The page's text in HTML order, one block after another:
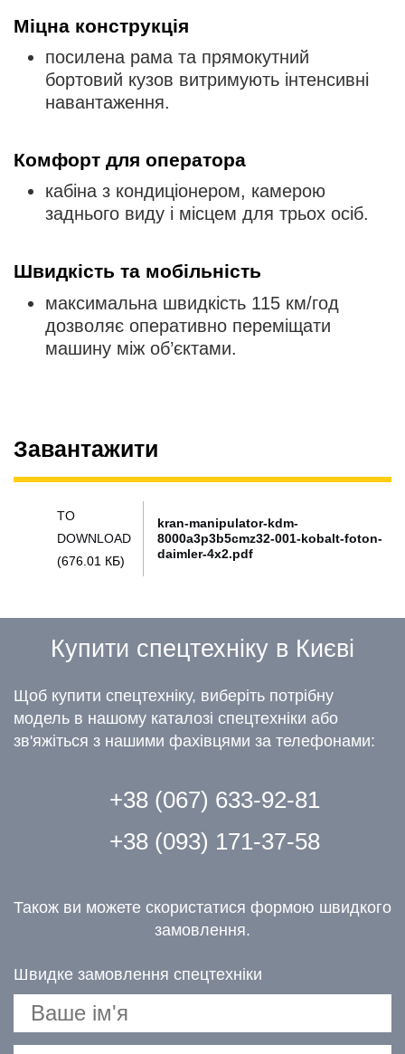
Міцна конструкція
посилена рама та прямокутний
бортовий кузов витримують інтенсивні
навантаження.
Комфорт для оператора
кабіна з кондиціонером, камерою
заднього виду і місцем для трьох осіб.
Швидкість та мобільність
максимальна швидкість 115 км/год
дозволяє оперативно переміщати
машину між об’єктами.
Завантажити
TO
DOWNLOAD
(676.01 КБ)
kran-manipulator-kdm-
8000a3p3b5cmz32-001-kobalt-foton-
daimler-4x2.pdf
Купити спецтехніку в Києві
Щоб купити спецтехніку, виберіть потрібну
модель в нашому каталозі спецтехніки або
зв'яжіться з нашими фахівцями за телефонами:
+38 (067) 633-92-81
+38 (093) 171-37-58
Також ви можете скористатися формою швидкого
замовлення.
Швидке замовлення спецтехніки